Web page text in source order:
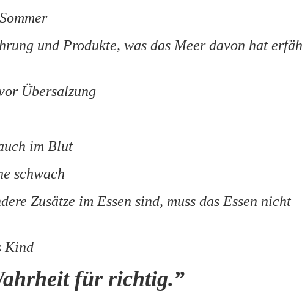
und Produkte, was das Meer davon hat
Übersalzung
im Blut
schwach
Zusätze im Essen sind, muss das Essen nicht
Kind
für richtig.”